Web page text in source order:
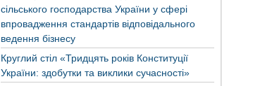
сільського господарства України у сфері
впровадження стандартів відповідального
ведення бізнесу
Круглий стіл «Тридцять років Конституції
України: здобутки та виклики сучасності»